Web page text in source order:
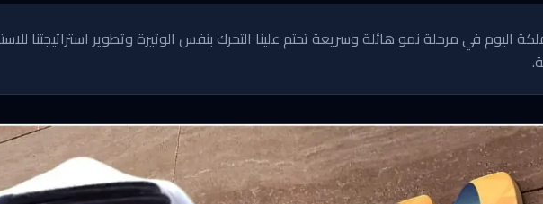
اليوم في مرحلة نمو هائلة وسريعة تحتم علينا التحرك بنفس الوتيرة وتطوير استراتيجتنا